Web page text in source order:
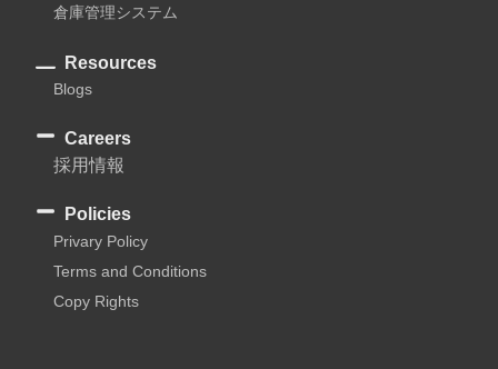
倉庫管理システム
Resources
Blogs
Careers
採用情報
Policies
Privary Policy
Terms and Conditions
Copy Rights